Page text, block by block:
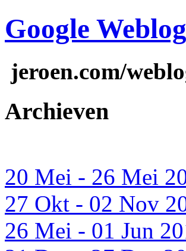
Google Weblog
jeroen.com/
Archieven
20 Mei - 26 Mei
27 Okt - 02 Nov
26 Mei - 01 Jun